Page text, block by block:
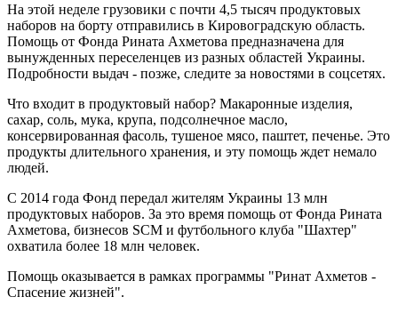
На этой неделе грузовики с почти 4,5 тысяч продуктовых
наборов на борту отправились в Кировоградскую область.
Помощь от Фонда Рината Ахметова предназначена для
вынужденных переселенцев из разных областей Украины.
Подробности выдач - позже, следите за новостями в соцсетях.
Что входит в продуктовый набор? Макаронные изделия,
сахар, соль, мука, крупа, подсолнечное масло,
консервированная фасоль, тушеное мясо, паштет, печенье. Это
продукты длительного хранения, и эту помощь ждет немало
людей.
С 2014 года Фонд передал жителям Украины 13 млн
продуктовых наборов. За это время помощь от Фонда Рината
Ахметова, бизнесов SCM и футбольного клуба "Шахтер"
охватила более 18 млн человек.
Помощь оказывается в рамках программы "Ринат Ахметов -
Спасение жизней".